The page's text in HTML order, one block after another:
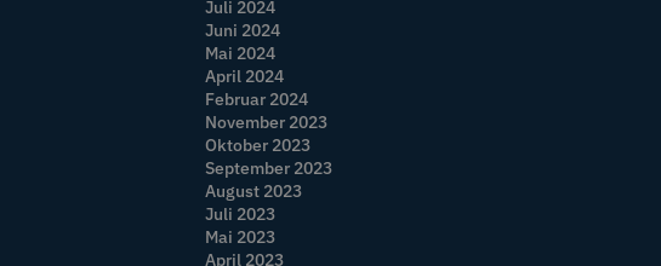
Juli 2024
Juni 2024
Mai 2024
April 2024
Februar 2024
November 2023
Oktober 2023
September 2023
August 2023
Juli 2023
Mai 2023
April 2023